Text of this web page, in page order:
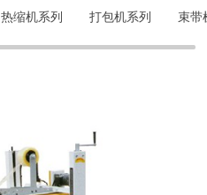
热缩机系列 打包机系列 束带